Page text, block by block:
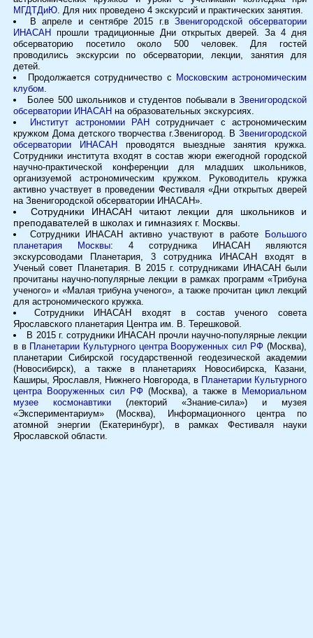
МГДТДиЮ. Для них проведено 4 экскурсий и практических занятия.
В апреле и сентябре 2015 г.вЗвенигородской обсерватории
ИНАСАН прошли традиционные Дни открытых дверей. За 4 дня
обсерваторию посетило около 500 человек. Для гостей
проводились экскурсии по обсерватории, лекции, занятия для
детей.
Продолжается сотрудничество с Московским астрономическим
клубом.
Более 500 школьников и студентов побывали в Звенигородской
обсерватории ИНАСАН на образовательных экскурсиях.
Институт астрономии РАН сотрудничает с астрономическим
кружком Дома детского творчества г.Звенигород. В Звенигородской
обсерватории ИНАСАН проводятся выездные занятия кружка.
Сотрудники института входят в состав жюри ежегодной городской
научно-практической конференции для младших школьников,
организуемой астрономическим кружком. Руководитель кружка
активно участвует в проведении Фестиваля «Дни открытых дверей
на Звенигородской обсерватории ИНАСАН».
Сотрудники ИНАСАН читают лекции для школьников и
преподавателей в школах и гимназиях г. Москвы.
Сотрудники ИНАСАН активно участвуют в работе
Большого
планетария Москвы: 4 сотрудника ИНАСАН являются
экскурсоводами Планетария, 3 сотрудника ИНАСАН входят в
Ученый совет Планетария. В 2015 г. сотрудниками ИНАСАН были
прочитаны научно-популярные лекции в рамках программ «Трибуна
ученого» и «Малая трибуна ученого», а также прочитан цикл лекций
для астрономического кружка.
Сотрудники ИНАСАН входят в состав ученого совета
Ярославского планетария Центра им. В. Терешковой.
В 2015 г. сотрудники ИНАСАН прочли научно-популярные лекции
в в Планетарии Культурного центра Вооруженных сил РФ (Москва),
планетарии Сибирской государственной геодезической академии
(Новосибирск), а также в планетариях Новосибирска, Казани,
Каширы, Ярославля, Нижнего Новгорода, в Планетарии Культурного
центра Вооруженных сил РФ (Москва), а также в Мемориальном
музее космонавтики (лекторий «Знание-сила») и музея
«Экспериментариум» (Москва), Информационного центра по
атомной энергии (Екатеринбург), в рамках Фестиваля науки
Ярославской области.